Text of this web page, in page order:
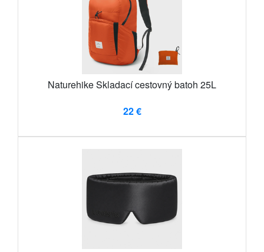
Naturehike Skladací cestovný batoh 25L
22 €